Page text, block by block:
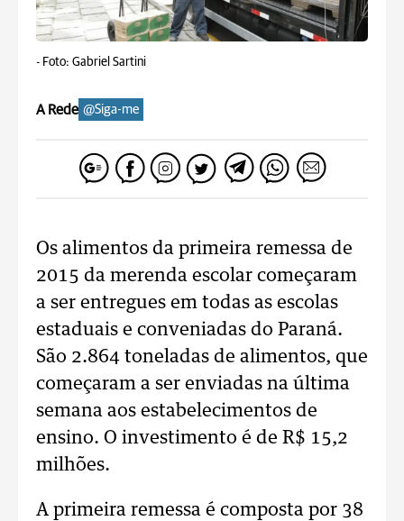
- Foto: Gabriel Sartini
A Rede @Siga-me
Os alimentos da primeira remessa de
2015 da merenda escolar começaram
a ser entregues em todas as escolas
estaduais e conveniadas do Paraná.
São 2.864 toneladas de alimentos, que
começaram a ser enviadas na última
semana aos estabelecimentos de
ensino. O investimento é de R$ 15,2
milhões.
A primeira remessa é composta por 38